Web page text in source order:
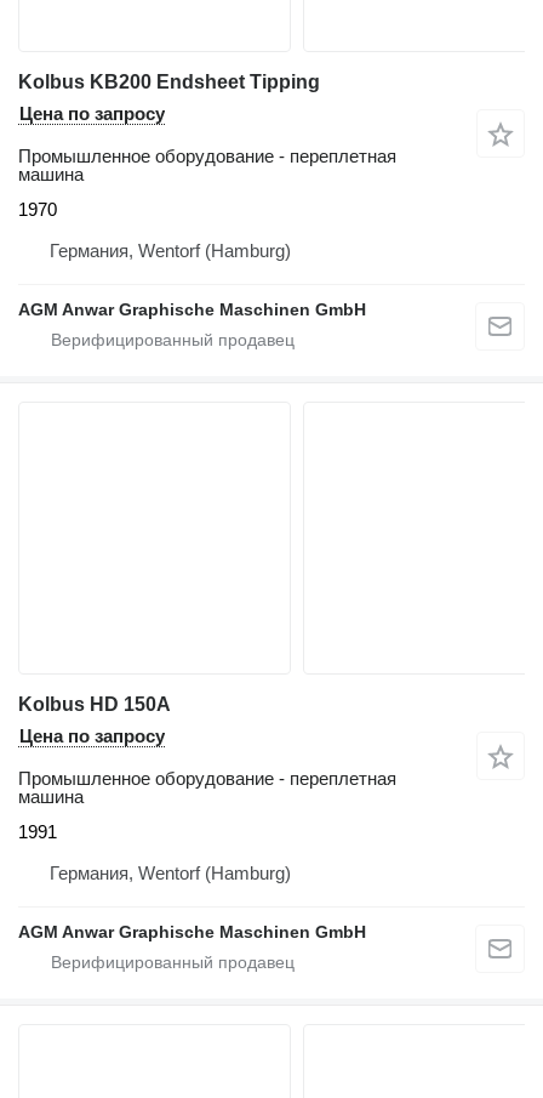
Kolbus KB200 Endsheet Tipping
Цена по запросу
Промышленное оборудование - переплетная
машина
1970
Германия, Wentorf (Hamburg)
AGM Anwar Graphische Maschinen GmbH
Kolbus HD 150A
Цена по запросу
Промышленное оборудование - переплетная
машина
1991
Германия, Wentorf (Hamburg)
AGM Anwar Graphische Maschinen GmbH